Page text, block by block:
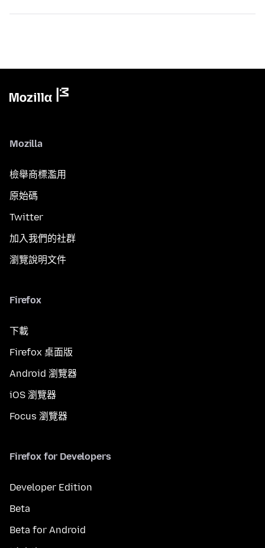
Mozilla
檢舉商標濫用
原始碼
Twitter
加入我們的社群
瀏覽說明文件
Firefox
下載
Firefox 桌面版
Android 瀏覽器
iOS 瀏覽器
Focus 瀏覽器
Firefox for Developers
Developer Edition
Beta
Beta for Android